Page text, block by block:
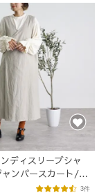
ンディスリーブシャ
ンパースカート/カ
3件